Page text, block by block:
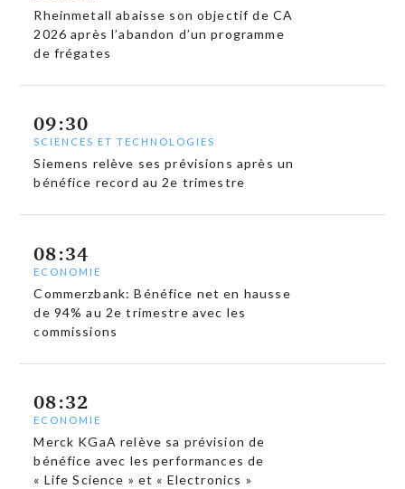
Rheinmetall abaisse son objectif de CA
2026 après l’abandon d’un programme
de frégates
09:30
SCIENCES ET TECHNOLOGIES
Siemens relève ses prévisions après un
bénéfice record au 2e trimestre
08:34
ECONOMIE
Commerzbank: Bénéfice net en hausse
de 94% au 2e trimestre avec les
commissions
08:32
ECONOMIE
Merck KGaA relève sa prévision de
bénéfice avec les performances de
« Life Science » et « Electronics »